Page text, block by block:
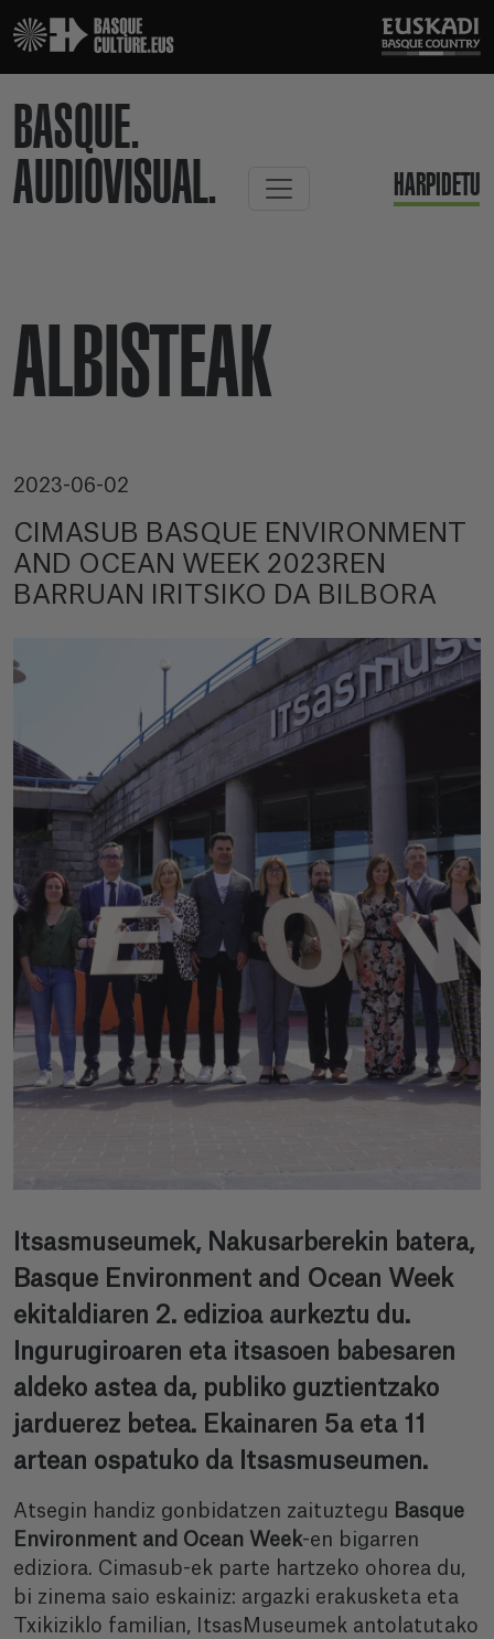
BASQUE.
AUDIOVISUAL.
HARPIDETU
ALBISTEAK
2023-06-02
CIMASUB BASQUE ENVIRONMENT
AND OCEAN WEEK 2023REN
BARRUAN IRITSIKO DA BILBORA
Itsasmuseumek, Nakusarberekin batera,
Basque Environment and Ocean Week
ekitaldiaren 2. edizioa aurkeztu du.
Ingurugiroaren eta itsasoen babesaren
aldeko astea da, publiko guztientzako
jarduerez betea. Ekainaren 5a eta 11
artean ospatuko da Itsasmuseumen.
Atsegin handiz gonbidatzen zaituztegu Basque
Environment and Ocean Week-en bigarren
ediziora. Cimasub-ek parte hartzeko ohorea du,
bi zinema saio eskainiz: argazki erakusketa eta
Txikiziklo familian, ItsasMuseumek antolatutako